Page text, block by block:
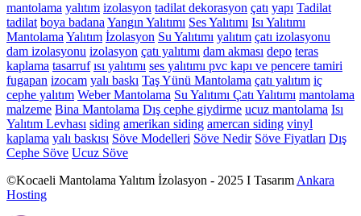
mantolama yalıtım izolasyon tadilatdekorasyon çatı yapı Tadilat
tadilat boya badanaYangın Yalıtımı Ses Yalıtımı Isı Yalıtımı
MantolamaYalıtım İzolasyon Su Yalıtımı yalıtım çatı izolasyonu
dam izolasyonu izolasyon çatı yalıtımı dam akması depo teras
kaplama tasarruf ısı yalıtımı ses yalıtımı pvc kapı ve pencere tamiri
fugapan izocam yalı baskı Taş Yünü Mantolama çatı yalıtım iç
cephe yalıtım Weber Mantolama Su Yalıtımı Çatı Yalıtımı mantolama
malzeme Bina Mantolama Dış cephe giydirme ucuz mantolama Isı
Yalıtım Levhası siding amerikan siding amercan siding vinyl
kaplama yalı baskısı Söve Modelleri Söve Nedir Söve Fiyatları Dış
Cephe Söve Ucuz Söve
©Kocaeli Mantolama Yalıtım İzolasyon - 2025 I TasarımAnkara
Hosting